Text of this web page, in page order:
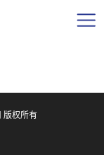
版权所有